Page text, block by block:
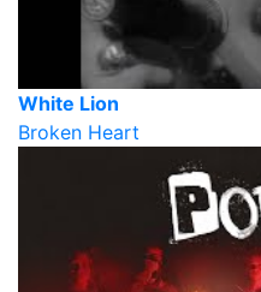
White Lion
Broken Heart